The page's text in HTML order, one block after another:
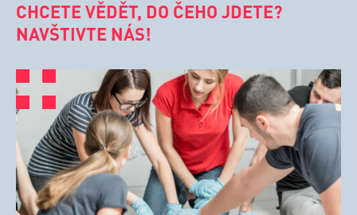
CHCETE VĚDĚT, DO ČEHO JDETE?
NAVŠTIVTE NÁS!